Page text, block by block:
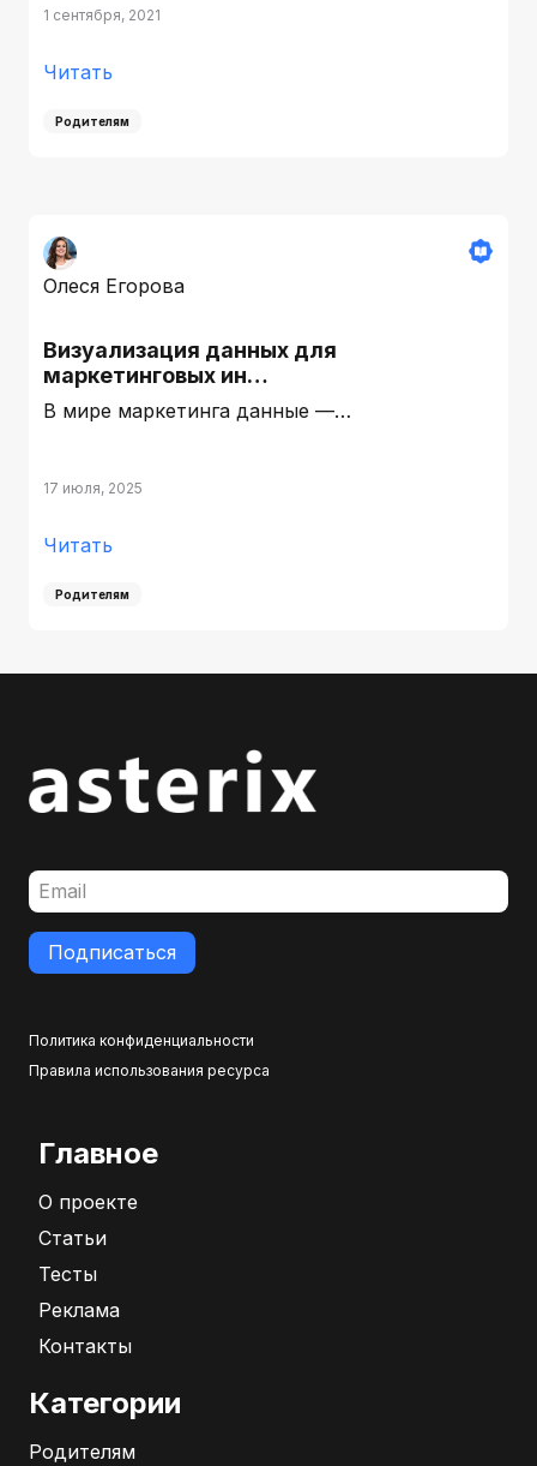
1 сентября, 2021
Читать
Родителям
Олеся Егорова
Визуализация данных для
маркетинговых ин…
В мире маркетинга данные —…
17 июля, 2025
Читать
Родителям
Подписаться
Политика конфиденциальности
Правила использования ресурса
Главное
О проекте
Статьи
Тесты
Реклама
Контакты
Категории
Родителям